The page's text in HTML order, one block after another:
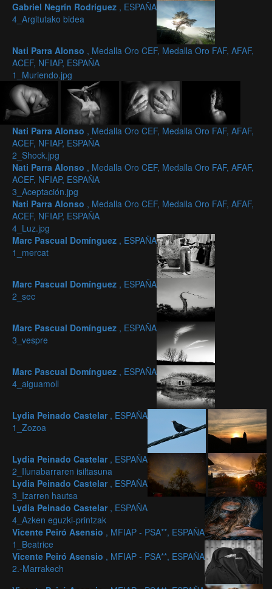
Gabriel Negrín Rodríguez , ESPAÑA
4_Argitutako bidea
Nati Parra Alonso , Medalla Oro CEF, Medalla Oro FAF, AFAF,
ACEF, NFIAP, ESPAÑA
1_Muriendo.jpg
Nati Parra Alonso , Medalla Oro CEF, Medalla Oro FAF, AFAF,
ACEF, NFIAP, ESPAÑA
2_Shock.jpg
Nati Parra Alonso , Medalla Oro CEF, Medalla Oro FAF, AFAF,
ACEF, NFIAP, ESPAÑA
3_Aceptación.jpg
Nati Parra Alonso , Medalla Oro CEF, Medalla Oro FAF, AFAF,
ACEF, NFIAP, ESPAÑA
4_Luz.jpg
Marc Pascual Domínguez , ESPAÑA
1_mercat
Marc Pascual Domínguez , ESPAÑA
2_sec
Marc Pascual Domínguez , ESPAÑA
3_vespre
Marc Pascual Domínguez , ESPAÑA
4_aiguamoll
Lydia Peinado Castelar , ESPAÑA
1_Zozoa
Lydia Peinado Castelar , ESPAÑA
2_Ilunabarraren isiltasuna
Lydia Peinado Castelar , ESPAÑA
3_Izarren hautsa
Lydia Peinado Castelar , ESPAÑA
4_Azken eguzki-printzak
Vicente Peiró Asensio , MFIAP - PSA**, ESPAÑA
1_Beatrice
Vicente Peiró Asensio , MFIAP - PSA**, ESPAÑA
2.-Marrakech